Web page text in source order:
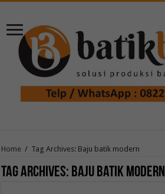
Home / Tag Archives: Baju batik modern
Tag Archives: Baju batik modern